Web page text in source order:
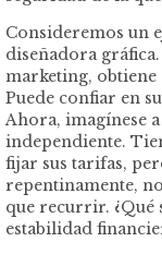
Consideremos un
diseñadora
marketing, obtiene
Puede confiar en
Ahora, imagínese
independiente.
fijar sus tarifas,
repentinamente,
que recurrir. ¿Qué
estabilidad